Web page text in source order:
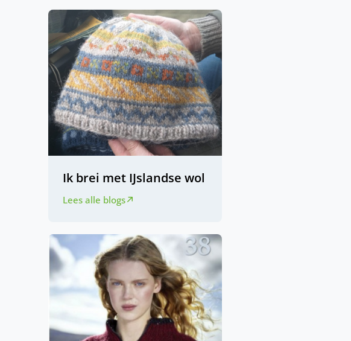
Ik brei met IJslandse wol
Lees alle blogs